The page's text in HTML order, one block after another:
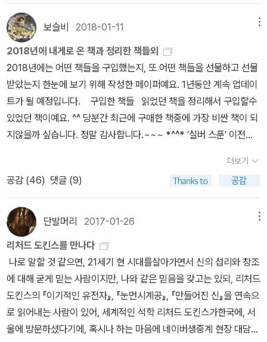
적으로 확신할 수 있는 것이다. 가령, 공룡은 지금은 존재하지 않지만
분명 존재했다는 사실 때문에 현실이라고 할 수 있다. 셋은 좀 더 간접
적인 방법으로 모형이다. 현실이 이러지 않을까 하는 모형을 만든 다
음 그 모형이 옳다면 어떤 것의 존재를 믿어도 좋다. 가령, 유전자는
DNA라는 물질로 이루어져 있는데 DNA에 관한 지식은 전부 모형을
통해 발견되었다. 이로 인해 DNA도 현실이라고 할 수 있다. 저자는
현실과 불가분의 관계를 맺는 마법에 대해서도 세 가지로 구분하고
있다. 하나는 초자연적인 마법이다. 신화나 동화를 보면 주문에 의해
는 존재하지 않는다. 둘은 무대 마법이다. 무대 마법은 실제로 벌어지
는 일이지만 우리의 생각과는 다르게 속임수에 지나지 않는다는 것이
다. 셋은 저자가 주장하는 ‘시적 마법’이다. 저자의 표현에 따르면 이
것은 캄캄한 밤에 별들을 바라다보면서 숨 막히는 희열을 느끼는 ‘순
수한 마법’이다. 이런 의미에서 마법은 깊이 감동하는 것, 신나는 것을
말하며 ‘내가 정말로 살아 있구나.’를 느끼게 하는 것이다. 이 책을 통
해 도킨스는 우리가 제대로 알아야 할 현실과 마법에 대해서 과학적
으로 안내하고 있다. 그래서 우리는 무엇이 진정한 현실이고 마법인
지 알게 된다. 현실이라는 문제가 간단하지 않는 것은 우리의 감각이
아는 것뿐만 아니라 아직 모르는 것들까지 현실일 수 있다는 것이다.
이럴 때 과학은 어떤 것이 현실일 가능성을 찾는데 유용한 지식이라
목한 다음, 공통된 특징을 서술한다. 이것이 말의 본질이다. 이런 방법
으로 말의 공통된 특징을 서술했을 때, 그 서술 자체는 다시 규정이 된
다. 이러한 말을 본 다음 이 동물을 ‘말‘이라고 지칭하고 다시 공통된
특징을 서술함으로써 서술은 정의(定義)가 된다.- P141이전 사람들
은 일단 분류를 앞에 두고 생물 개체를 뒤에 두었다. 그러나 다윈은 완
전히 새로운 태도를 취했다. 그는 사람들이 자연의 오묘함과 종의 변
화 및 이 세계의 유래를 보지 못하는 이유가 여기에 있다고 여겼다.다
윈은 사람들과 정반대 방향으로 생물 세계를 관찰했다. 먼저 개체를
상학으로 기존의 본질론을 대체한 것이다. 우리는 성급하게 이 동물
이 무엇인지 결정하거나 정의할 필요 없이 각각의 단일 개체가 실제
로 어떻게 자라는지 관찰하면 그만이다.- P151이 지역에 분포가 비
교적 밀집된 곳이 있고 저 지역에도 분포가 비교적 밀집된 곳이 있다
면, 이곳들은 종을 이룰 가능성이 높은 것이지 필연적으로 종을 이루
는 것은 아니다. 그러니까 기존의 본질론이 중시한 본질을 우선 한쪽
으로 미뤄 둔 다음, 종을 가정하지 않은 채 개체만을 본다. 개체가 얼
마나 많은 변화를 일으키는지 마침내 어떻게 종을 형성하는지 보는
것이다. 원래의 출발점과 전제를 뒤바꿈으로서 다윈은 당시 많은 사
람들이 곤혹스러워한 생물계의 복잡한 문제를 해결했다.(...) 반면 다
윈은 아예 이 체계를 멀리 던져 버리고 전혀 다른 시각으로 접근했다.
지는 마법 같은 현실을 직시하면서 현실 속에서 원인과 해결책을 찾
아야 한다.~~~~~~우리가 살고 있는 현실에서 참되게 산다는 것은
어떤 의미인가? 한 사람이 언행일치로 사는 것과 같은 것인가? 현실
세계에는 진실, 거짓, 상상, 환상, 무지가 복잡하게 섞여있다. 반드시
진실을 다 알고 살아야 하는 것은 아니다. 인류사에서 흔하게 있어왔
고 지금도 있듯이 초현실 신념체계나 거짓 세계에서 살아도 아무 문
제없이 잘 살 수 있다. 그러나 오늘날 문제 해결과 갈등 해소를 위해서
는 진실을 추구해야 한다. 그러기 위해서는 이성의 힘으로 현실을 직
시해야 한다. 참되게 산다는 것은 현실을 직시하는 것을 의미한다.(의
무적으로 독후감을 써야 하는 상황이 되니까 글의 제목도 처음 달고
글을 길게 쓰게 되는구나.)
보슬비 2018-01-11
2018년에 내게로 온 책과 정리한 책들외
2018년에는 어떤 책들을 구입했는지, 또 어떤 책들을 선물하고 선물
받았는지 한눈에 보기 위해 작성한 페이퍼예요. 1년동안 계속 업데이
트가 될 예정입니다. 구입한 책들 읽었던 책을 정리해서 구입할수
있었던 책이예요. ^^ 당분간 최근에 구매한 책중에 가장 비싼 책이 되
지않을까 싶습니다. 정말 감사합니다.~~~ *^^* '실버 스푼' 이전에
는 '실버 스푼'이 두껍네요. 그래도 가격은 페랑디가 조금 비쌉니다.
올해는 꼭 배트맨 수집말고, 읽기로~~~^^
읽고 싶은 코믹스들~ 구입한 만화들 '해수의 아
이'의 작가 '이가라시 다이스케'의 작품이라 눈길이 갔어요. 다른 시
리즈처럼 길지 않고 4권에서 완결되어서 구입했어요. 소프트 BL
은 가끔씩 부담없이 읽고 있습니다.^^ 그래픽노블로 읽는 '페미니즘'
언제가 될지 모르지만, 치앙마이를 꿈꾸며~ 이제 정말 운동을 해
야하는 나이가 되었다. 굿즈 노예. 책 특성상 구입보다는 대출하는것
이 더 나았을텐데..^^ 매년 구입하게 되는 책 셰익스피어의 문학과
아름다운 식물학의 만남. 맛보장 시리즈는 집에서 막 사용할 요리책
으로 구입하고 있어요. 사찰요리책 중에 가장 마음에 드는 요리책입
더보기
공감 (46) 댓글 (9)
단발머리 2017-01-26
리처드 도킨스를 만나다
나로 말할 것 같으면, 21세기 현 시대를살아가면서 신의 섭리와 창조
에 대해 굳게 믿는 사람이지만, 나와 같은 믿음을 갖고는 있되, 리처드
도킨스의 『이기적인 유전자』, 『눈먼시계공』, 『만들어진 신』을 연속으
로 읽어내는 사람이 있어, 세계적인 석학 리처드 도킨스가한국에, 서
울에 방문하셨다기에, 혹시나 하는 마음에 네이버생중계 현장 대담을